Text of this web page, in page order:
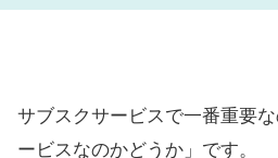
サブスクサービスで一番重要
ービスなのかどうか」です。